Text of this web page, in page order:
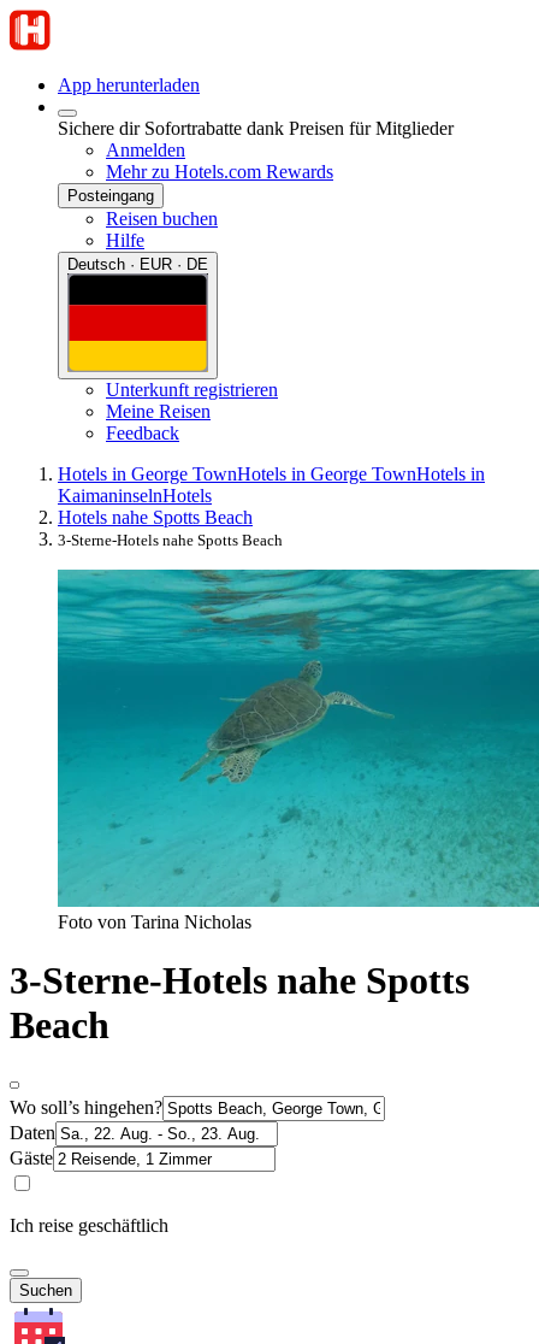
App herunterladen
Sichere dir Sofortrabatte dank Preisen für Mitglieder
Anmelden
Mehr zu Hotels.com Rewards
Posteingang
Reisen buchen
Hilfe
Deutsch · EUR · DE
Unterkunft registrieren
Meine Reisen
Feedback
Hotels in George TownHotels in George TownHotels in
KaimaninselnHotels
Hotels nahe Spotts Beach
3-Sterne-Hotels nahe Spotts Beach
Foto von Tarina Nicholas
3-Sterne-Hotels nahe Spotts
Beach
Wo soll’s hingehen?
Daten
Gäste
Ich reise geschäftlich
Suchen